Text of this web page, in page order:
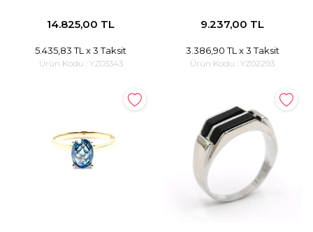
14.825,00 TL
5.435,83 TL x 3 Taksit
Ürün Kodu : YZ03343
9.237,00 TL
3.386,90 TL x 3 Taksit
Ürün Kodu : YZ02293